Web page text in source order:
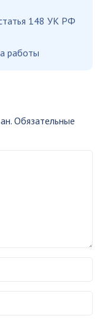
148 УК РФ
работы
Обязательные